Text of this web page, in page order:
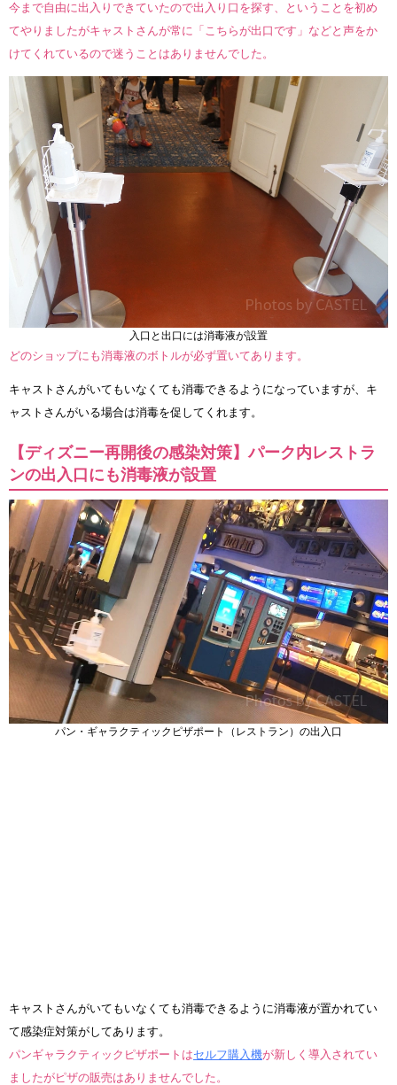
今まで自由に出入りできていたので出入り口を探す、ということを初め
てやりましたがキャストさんが常に「こちらが出口です」などと声をか
けてくれているので迷うことはありませんでした。
入口と出口には消毒液が設置
どのショップにも消毒液のボトルが必ず置いてあります。
キャストさんがいてもいなくても消毒できるようになっていますが、キ
ャストさんがいる場合は消毒を促してくれます。
【ディズニー再開後の感染対策】パーク内レストラ
ンの出入口にも消毒液が設置
パン・ギャラクティックピザポート（レストラン）の出入口
キャストさんがいてもいなくても消毒できるように消毒液が置かれてい
て感染症対策がしてあります。
パンギャラクティックピザポートはセルフ購入機が新しく導入されてい
ましたがピザの販売はありませんでした。